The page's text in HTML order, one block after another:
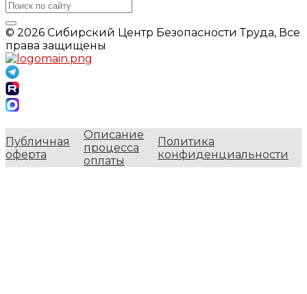
© 2026 Сибирский Центр Безопасности Труда, Все
права защищены
Публичная
оферта
Описание
процесса
оплаты
Политика
конфиденциальности